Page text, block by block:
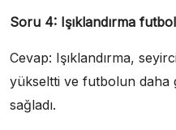
Soru 4: Işıklandırma
Cevap: Işıklandırma,
yükseltti ve futbolun daha
sağladı.